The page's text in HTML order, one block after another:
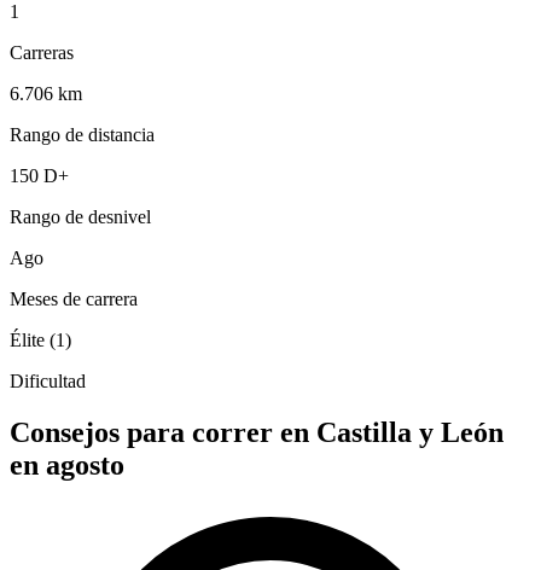
1
Carreras
6.706 km
Rango de distancia
150 D+
Rango de desnivel
Ago
Meses de carrera
Élite (1)
Dificultad
Consejos para correr en Castilla y León
en agosto